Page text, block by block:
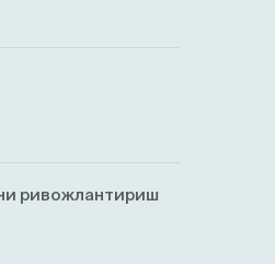
ривожлантириш